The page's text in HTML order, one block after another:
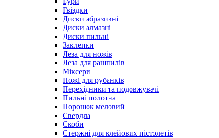
Гвіздки
Диски абразивні
Диски алмазні
Диски пильні
Заклепки
Леза для ножів
Леза для рашпилів
Міксери
Ножі для рубанків
Перехідники та подовжувачі
Пильні полотна
Порошок меловий
Свердла
Скоби
Стержні для клейових пістолетів